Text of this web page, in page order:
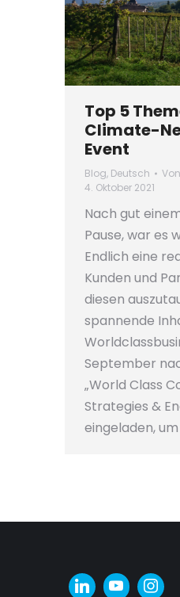
Top 5
Climate-
Event
Blog, Deutsch Von
4. Oktober 2021
Nach gut
Pause, war es
Endlich eine
Kunden und
diesen
spannende
September
„World Class
Strategies &
eingeladen,